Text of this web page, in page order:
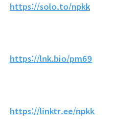
https://solo.to/npkk
https://lnk.bio/pm69
https://linktr.ee/npkk